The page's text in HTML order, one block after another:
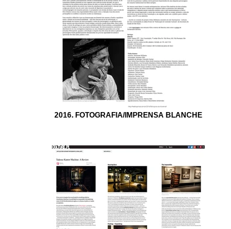
2016. FOTOGRAFIA/IMPRENSA BLANCHE